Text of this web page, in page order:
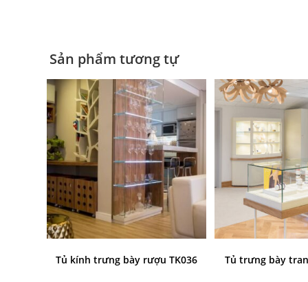
Sản phẩm tương tự
Tủ kính trưng bày rượu TK036 Tủ trưng bày